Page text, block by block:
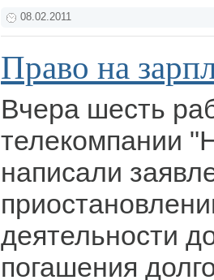
08.02.2011
Право на
Вчера шесть
телекомпании
написали
деятельности
погашения